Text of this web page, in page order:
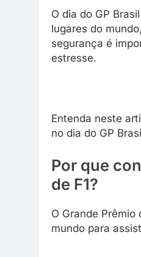
O dia do GP
lugares do
segurança é
estresse.
Entenda neste
no dia do GP
Por que
de F1?
O Grande
mundo para